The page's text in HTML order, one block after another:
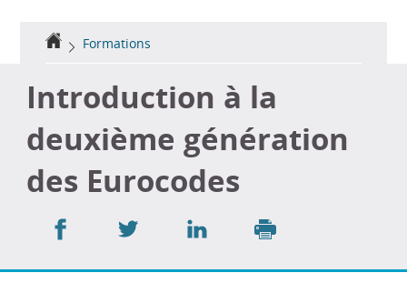
Accueil
Formations
Introduction à la
deuxième génération
des Eurocodes
Partager
Partager
Partager